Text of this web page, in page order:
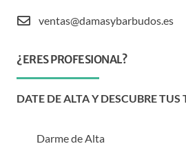
ventas@damasybarbudos.es
¿ERES PROFESIONAL?
DATE DE ALTA Y DESCUBRE TUS
Darme de Alta